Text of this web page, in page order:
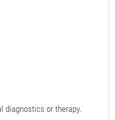
diagnostics or therapy.